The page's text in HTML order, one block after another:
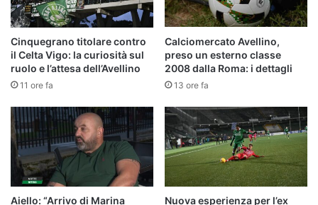
Cinquegrano titolare contro
il Celta Vigo: la curiosità sul
ruolo e l’attesa dell’Avellino
11 ore fa
Calciomercato Avellino,
preso un esterno classe
2008 dalla Roma: i dettagli
13 ore fa
Aiello: “Arrivo di Marina
Nuova esperienza per l’ex